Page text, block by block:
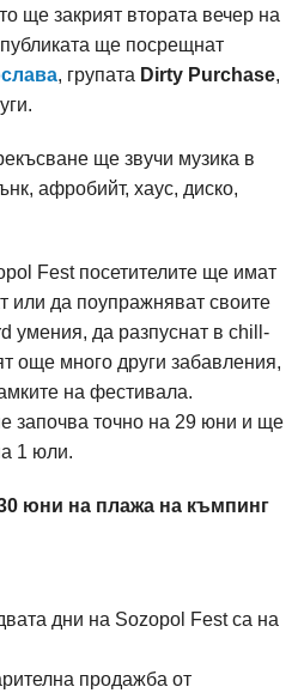
ще закрият втората вечер на
ще посрещнат
, групата Dirty Purchase,
ще звучи музика в
афробийт, хаус, диско,
Fest посетителите ще имат
или да поупражняват своите
умения, да разпуснат в chill-
още много други забавления,
на фестивала.
започва точно на 29 юни и ще
1 юли.
юни на плажа на къмпинг
дни на Sozopol Fest са на
продажба от